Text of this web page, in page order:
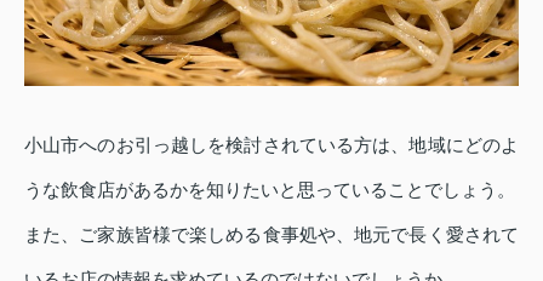
小山市へのお引っ越しを検討されている方は、地域にどのよ
うな飲食店があるかを知りたいと思っていることでしょう。
また、ご家族皆様で楽しめる食事処や、地元で長く愛されて